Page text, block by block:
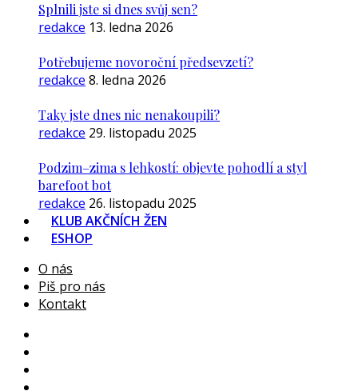
Splnili jste si dnes svůj sen?
redakce 13. ledna 2026
Potřebujeme novoroční předsevzetí?
redakce 8. ledna 2026
Taky jste dnes nic nenakoupili?
redakce 29. listopadu 2025
Podzim–zima s lehkostí: objevte pohodlí a styl
barefoot bot
redakce 26. listopadu 2025
KLUB AKČNÍCH ŽEN
ESHOP
O nás
Piš pro nás
Kontakt